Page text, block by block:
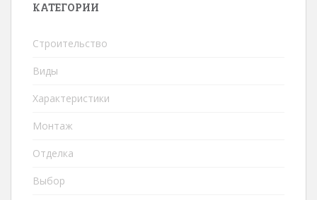
КАТЕГОРИИ
Строительство
Виды
Характеристики
Монтаж
Отделка
Выбор